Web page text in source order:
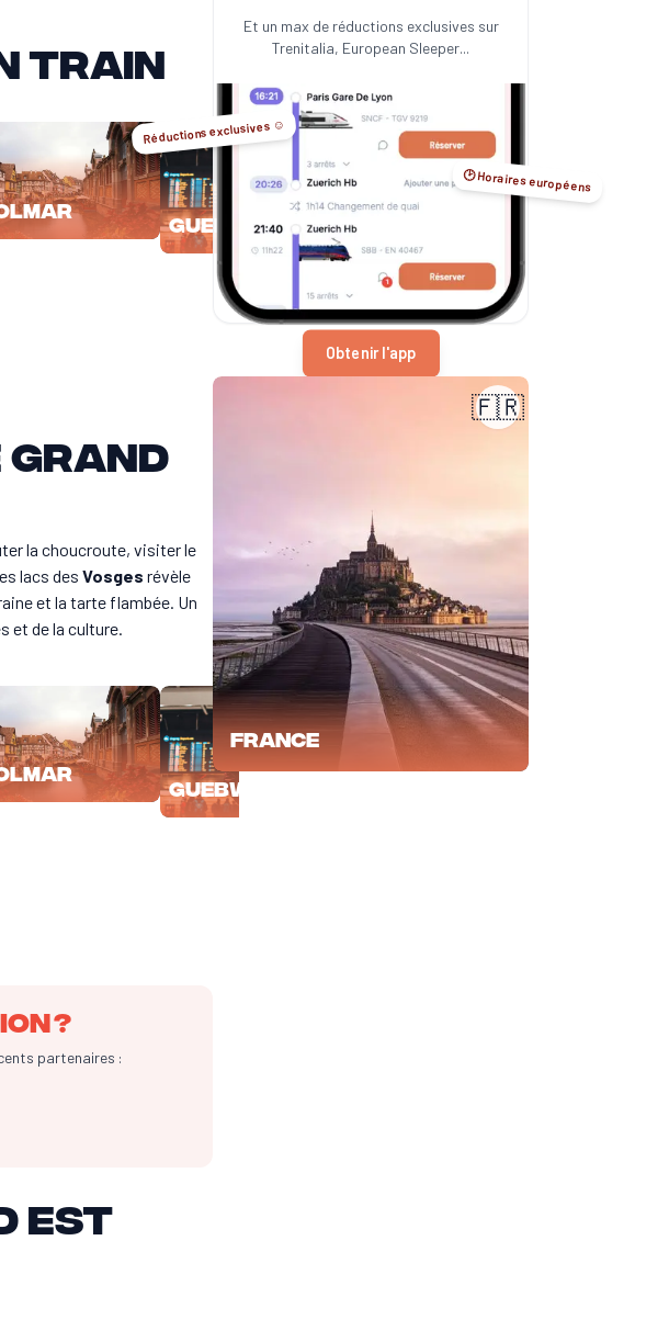
train
Guebwiller
Metz
Grand
la choucroute, visiter le
lacs des Vosges révèle
et la tarte flambée. Un
et de la culture.
Guebwiller
?
partenaires :
Est
Et un max de réductions exclusives sur
Trenitalia, European Sleeper...
Réductions exclusives ☺️
🕑 Horaires européens
Obtenir l'app
🇫🇷
France